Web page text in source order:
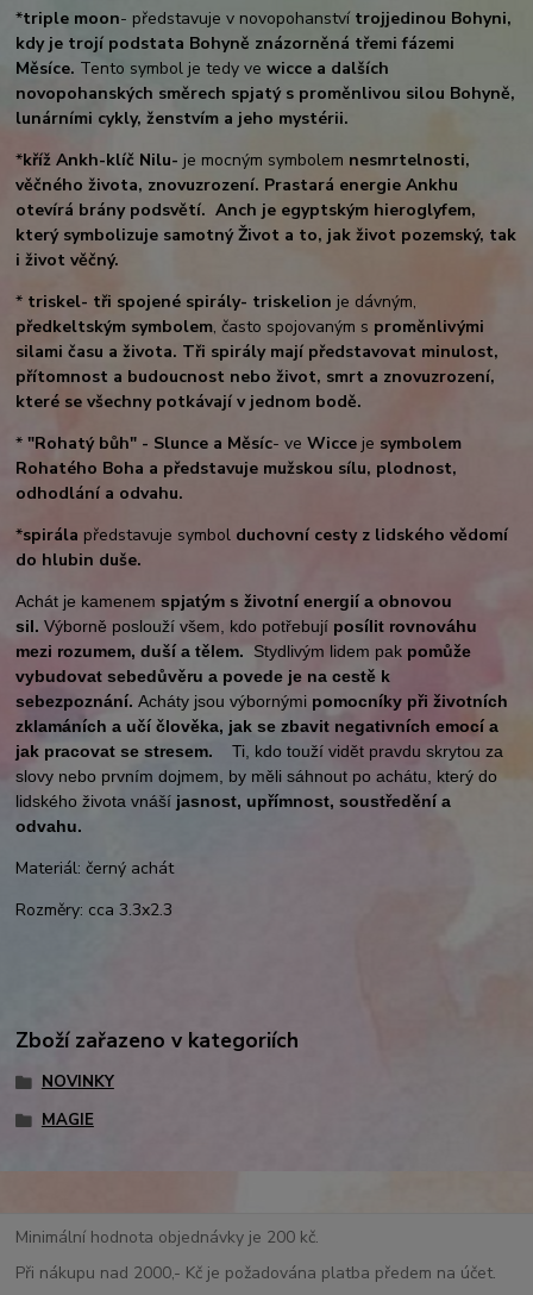
*triple moon- představuje v novopohanství trojjedinou Bohyni,
kdy je trojí podstata Bohyně znázorněná třemi fázemi
Měsíce. Tento symbol je tedy ve wicce a dalších
novopohanských směrech spjatý s proměnlivou silou Bohyně,
lunárními cykly, ženstvím a jeho mystérii.
*kříž Ankh-klíč Nilu-je mocným symbolem nesmrtelnosti,
věčného života, znovuzrození. Prastará energie Ankhu
otevírá brány podsvětí. Anch je egyptským hieroglyfem,
který symbolizuje samotný Život a to, jak život pozemský, tak
i život věčný.
* triskel- tři spojené spirály- triskelion je dávným,
předkeltským symbolem, často spojovaným s proměnlivými
silami času a života. Tři spirály mají představovat minulost,
přítomnost a budoucnost nebo život, smrt a znovuzrození,
které se všechny potkávají v jednom bodě.
*"Rohatý bůh" - Slunce a Měsíc- veWicce je symbolem
Rohatého Boha a představuje mužskou sílu, plodnost,
odhodlání a odvahu.
*spirála představuje symbol duchovní cesty z lidského vědomí
do hlubin duše.
Achát je kamenemspjatým s životní energií a obnovou
sil. Výborně poslouží všem, kdo potřebují posílit rovnováhu
mezi rozumem, duší a tělem. Stydlivým lidem pak pomůže
vybudovat sebedůvěru a povede je na cestě k
sebezpoznání.Acháty jsou výbornými pomocníky při životních
zklamáních a učí člověka, jak se zbavit negativních emocí a
jak pracovat se stresem.
Ti, kdo touží vidět pravdu skrytou za
slovy nebo prvním dojmem, by měli sáhnout po achátu, který do
lidského života vnáší jasnost, upřímnost, soustředění a
odvahu.
Materiál: černý achát
Rozměry: cca 3.3x2.3
Zboží zařazeno v kategoriích
NOVINKY
MAGIE
Minimální hodnota objednávky je 200 kč.
Při nákupu nad 2000,- Kč je požadována platba předem na účet.